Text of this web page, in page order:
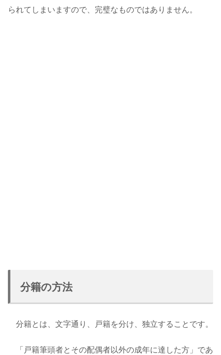
られてしまいますので、完璧なものではありません。
分籍の方法
分籍とは、文字通り、戸籍を分け、独立することです。
「戸籍筆頭者とその配偶者以外の成年に達した方」であ